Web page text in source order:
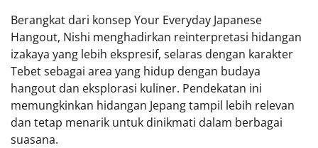
Berangkat dari konsep Your Everyday Japanese
Hangout, Nishi menghadirkan reinterpretasi hidangan
izakaya yang lebih ekspresif, selaras dengan karakter
Tebet sebagai area yang hidup dengan budaya
hangout dan eksplorasi kuliner. Pendekatan ini
memungkinkan hidangan Jepang tampil lebih relevan
dan tetap menarik untuk dinikmati dalam berbagai
suasana.